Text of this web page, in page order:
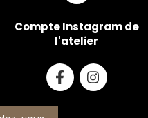
Compte Instagram de
l'atelier